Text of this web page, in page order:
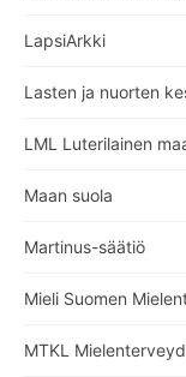
LapsiArkki
Lasten ja nuorten
LML Luterilainen
Maan suola
Martinus-säätiö
Mieli Suomen
MTKL